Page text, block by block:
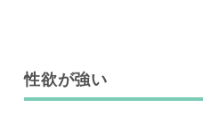
性欲が強い